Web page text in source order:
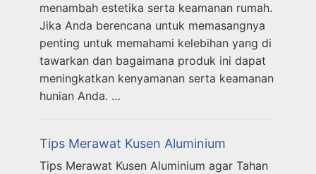
menambah estetika serta keamanan rumah.
Jika Anda berencana untuk memasangnya
penting untuk memahami kelebihan yang di
tawarkan dan bagaimana produk ini dapat
meningkatkan kenyamanan serta keamanan
hunian Anda. …
Tips Merawat Kusen Aluminium
Tips Merawat Kusen Aluminium agar Tahan